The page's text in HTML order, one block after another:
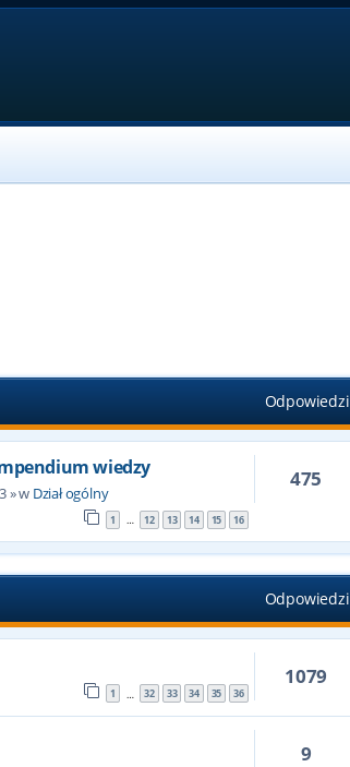
Odpowiedzi
wiedzy
» w Dział ogólny
1 … 12 13 14 15 16
475
Odpowiedzi
1 … 32 33 34 35 36
1079
9